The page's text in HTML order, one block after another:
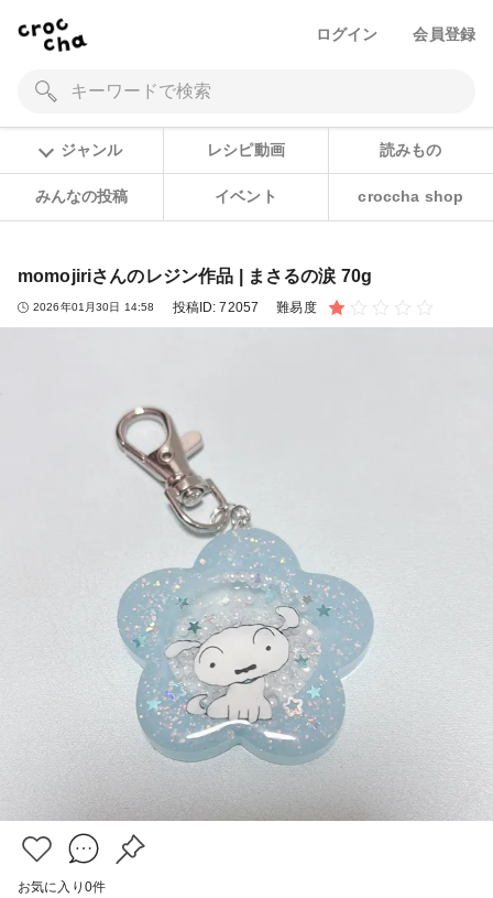
ログイン 会員登録
ジャンル レシピ動画 読みもの
みんなの投稿 イベント croccha shop
momojiriさんのレジン作品 | まさるの涙 70g
2026年01月30日 14:58 投稿ID:72057 難易度
お気に入り 0件